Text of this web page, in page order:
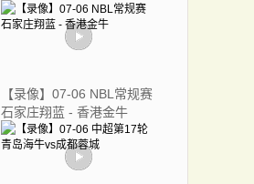
篮U19 - 喀麦隆男篮U19
【录像】07-06 NBL常规赛
石家庄翔蓝 - 香港金牛